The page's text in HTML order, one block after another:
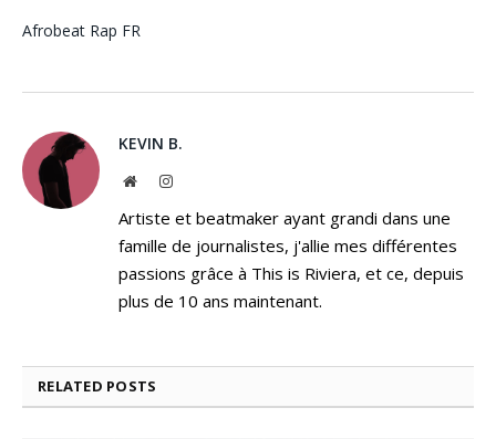
Afrobeat Rap FR
KEVIN B.
WebsiteInstagram
Artiste et beatmaker ayant grandi dans une
famille de journalistes, j'allie mes différentes
passions grâce à This is Riviera, et ce, depuis
plus de 10 ans maintenant.
RELATED POSTS